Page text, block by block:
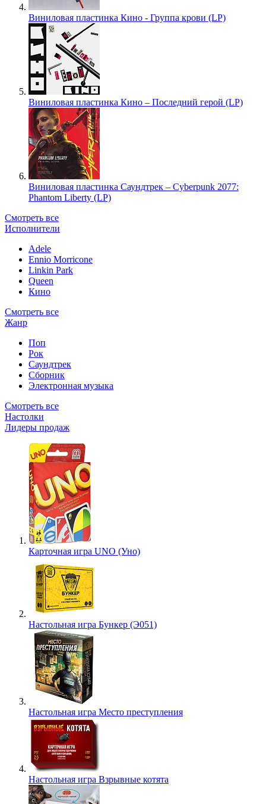
Виниловая пластинка Кино - Группа крови (LP)
Виниловая пластинка Кино – Последний герой (LP)
Виниловая пластинка Саундтрек – Cyberpunk 2077:
Phantom Liberty (LP)
Смотреть все
Исполнители
Adele
Ennio Morricone
Linkin Park
Queen
Кино
Смотреть все
Жанр
Поп
Рок
Саундтрек
Сборник
Электронная музыка
Смотреть все
Настолки
Лидеры продаж
Карточная игра UNO (Уно)
Настольная игра Бункер (Э051)
Настольная игра Место преступления
Настольная игра Взрывные котята